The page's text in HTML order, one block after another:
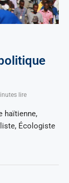
lire
haïtienne,
Écologiste